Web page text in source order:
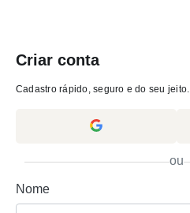
Criar conta
Cadastro rápido, seguro e do seu jeito.
ou
Nome